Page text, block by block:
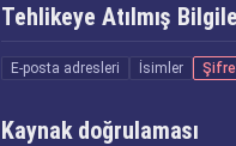
Tehlikeye Atılmış
E-posta adresleri İsimler
Kaynak doğrulaması